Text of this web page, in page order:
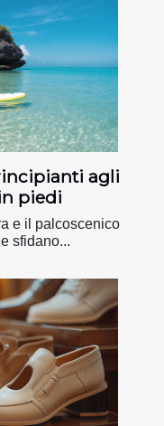
agli
piedi
e il palcoscenico
sfidano...